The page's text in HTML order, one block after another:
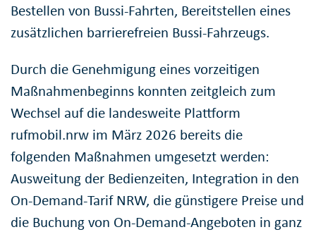
Bestellen von Bussi-Fahrten, Bereitstellen eines
zusätzlichen barrierefreien Bussi-Fahrzeugs.
Durch die Genehmigung eines vorzeitigen
Maßnahmenbeginns konnten zeitgleich zum
Wechsel auf die landesweite Plattform
rufmobil.nrw im März 2026 bereits die
folgenden Maßnahmen umgesetzt werden:
Ausweitung der Bedienzeiten, Integration in den
On-Demand-Tarif NRW, die günstigere Preise und
die Buchung von On-Demand-Angeboten in ganz